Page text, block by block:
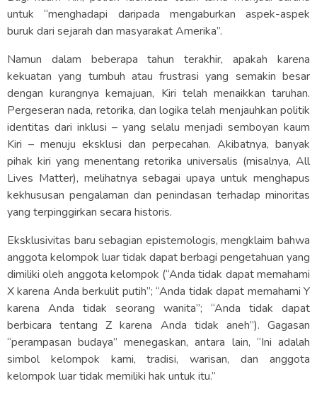
untuk “menghadapi daripada mengaburkan aspek-aspek
buruk dari sejarah dan masyarakat Amerika”.
Namun dalam beberapa tahun terakhir, apakah karena
kekuatan yang tumbuh atau frustrasi yang semakin besar
dengan kurangnya kemajuan, Kiri telah menaikkan taruhan.
Pergeseran nada, retorika, dan logika telah menjauhkan politik
identitas dari inklusi – yang selalu menjadi semboyan kaum
Kiri – menuju eksklusi dan perpecahan. Akibatnya, banyak
pihak kiri yang menentang retorika universalis (misalnya, All
Lives Matter), melihatnya sebagai upaya untuk menghapus
kekhususan pengalaman dan penindasan terhadap minoritas
yang terpinggirkan secara historis.
Eksklusivitas baru sebagian epistemologis, mengklaim bahwa
anggota kelompok luar tidak dapat berbagi pengetahuan yang
dimiliki oleh anggota kelompok (“Anda tidak dapat memahami
X karena Anda berkulit putih”; “Anda tidak dapat memahami Y
karena Anda tidak seorang wanita”; “Anda tidak dapat
berbicara tentang Z karena Anda tidak aneh”). Gagasan
“perampasan budaya” menegaskan, antara lain, “Ini adalah
simbol kelompok kami, tradisi, warisan, dan anggota
kelompok luar tidak memiliki hak untuk itu.”